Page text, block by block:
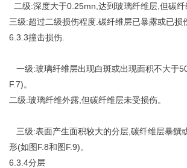
二级:深度大于0.25mn,达到玻璃纤维层,但碳纤
三级:超过二级损伤程度.碳纤维层已暴露或已损
6.3.3撞击损伤.
一级:玻璃纤维层出现白斑或出现面积不大于
F.7)。
二级:玻璃纤维外露,但碳纤维层未受损伤。
三级:表面产生面积较大的分层,碳纤维层暴饌
形(如图F.8和图F.9)。
6.3.4分层